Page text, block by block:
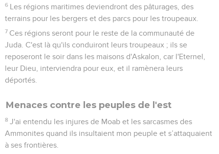
6 Les régions maritimes deviendront des pâturages, des
terrains pour les bergers et des parcs pour les troupeaux.
7 Ces régions seront pour le reste de la communauté de
Juda. C'est là qu'ils conduiront leurs troupeaux ; ils se
reposeront le soir dans les maisons d'Askalon, car l'Eternel,
leur Dieu, interviendra pour eux, et il ramènera leurs
déportés.
Menaces contre les peuples de l'est
8 J'ai entendu les injures de Moab et les sarcasmes des
Ammonites quand ils insultaient mon peuple et s’attaquaient
à ses frontières.